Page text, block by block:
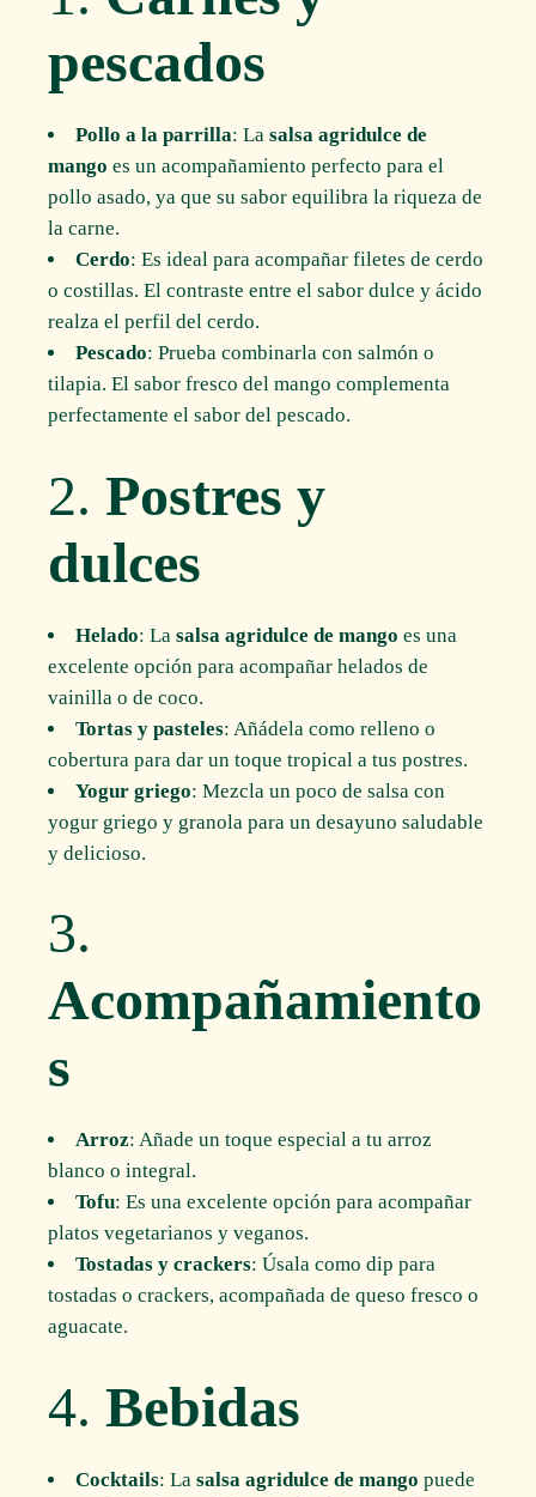
pescados
Pollo a la parrilla: Lasalsa agridulce de
mango es un acompañamiento perfecto para el
pollo asado, ya que su sabor equilibra la riqueza de
la carne.
Cerdo: Es ideal para acompañar filetes de cerdo
o costillas. El contraste entre el sabor dulce y ácido
realza el perfil del cerdo.
Pescado: Prueba combinarla con salmón o
tilapia. El sabor fresco del mango complementa
perfectamente el sabor del pescado.
2.Postres y
dulces
Helado: Lasalsa agridulce de mango es una
excelente opción para acompañar helados de
vainilla o de coco.
Tortas y pasteles: Añádela como relleno o
cobertura para dar un toque tropical a tus postres.
Yogur griego: Mezcla un poco de salsa con
yogur griego y granola para un desayuno saludable
y delicioso.
3.
Acompañamiento
s
Arroz: Añade un toque especial a tu arroz
blanco o integral.
Tofu: Es una excelente opción para acompañar
platos vegetarianos y veganos.
Tostadas y crackers: Úsala como dip para
tostadas o crackers, acompañada de queso fresco o
aguacate.
4.Bebidas
Cocktails: Lasalsa agridulce de mango puede